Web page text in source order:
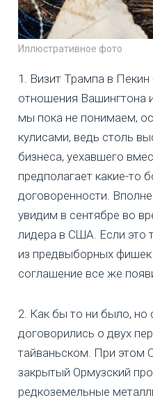
Иллюстративное фото
1. Визит Трампа в Пекин
отношения Вашингтона
мы пока не понимаем,
кулисами, ведь столь
бизнеса, уехавшего
предполагает какие-то
договоренности.
увидим в сентябре во
лидера в США. Если это
из предвыборных фишек
соглашение все же
2. Как бы то ни было, но
договорились о двух
тайваньском. При
закрытый Ормузский
редкоземельные